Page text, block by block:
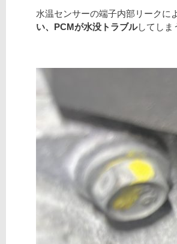
水温センサーの端子内部リークに
い、PCMが水没トラブルしてしま